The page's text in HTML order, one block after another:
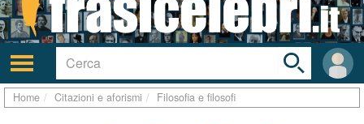
Attiva/disattiva
navigazione
User
area
Toggle
search
bar
Home Citazioni e aforismi Filosofia e filosofi